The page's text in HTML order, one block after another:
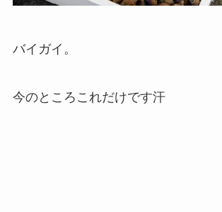
バイガイ。
今のところこれだけです汗